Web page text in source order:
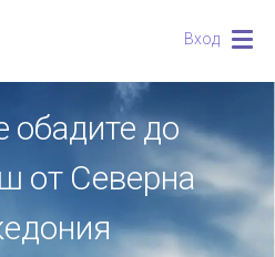
Вход
обадите до
от Северна